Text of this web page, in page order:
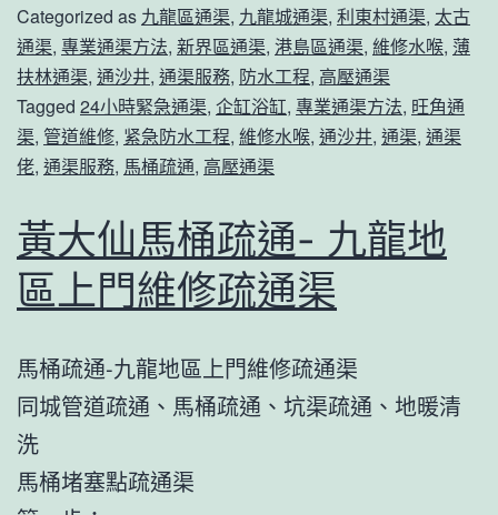
Categorized as 九龍區通渠, 九龍城通渠, 利東村通渠, 太古
通渠, 專業通渠方法, 新界區通渠, 港島區通渠, 維修水喉, 薄
扶林通渠, 通沙井, 通渠服務, 防水工程, 高壓通渠
Tagged 24小時緊急通渠, 企缸浴缸, 專業通渠方法, 旺角通
渠, 管道維修, 紧急防水工程, 維修水喉, 通沙井, 通渠, 通渠
佬, 通渠服務, 馬桶疏通, 高壓通渠
黃大仙馬桶疏通- 九龍地
區上門維修疏通渠
馬桶疏通-九龍地區上門維修疏通渠
同城管道疏通、馬桶疏通、坑渠疏通、地暖清
洗
馬桶堵塞點疏通渠